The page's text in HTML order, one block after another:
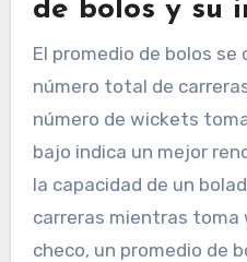
de bolos y su
El promedio de bolos se
número total de
número de wickets
bajo indica un mejor
la capacidad de un
carreras mientras toma
checo, un promedio de